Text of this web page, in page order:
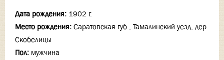
Дата рождения: 1902 г.
Место рождения: Саратовская губ., Тамалинский уезд, дер.
Скобелицы
Пол: мужчина